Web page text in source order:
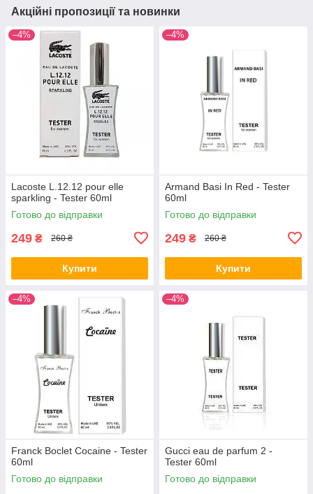
Акційні пропозиції та новинки
–4%
Lacoste L.12.12 pour elle
sparkling - Tester 60ml
Готово до відправки
249 ₴ 260 ₴
Купити
–4%
Armand Basi In Red - Tester
60ml
Готово до відправки
249 ₴ 260 ₴
Купити
–4%
Franck Boclet Cocaine - Tester
60ml
Готово до відправки
–4%
Gucci eau de parfum 2 -
Tester 60ml
Готово до відправки